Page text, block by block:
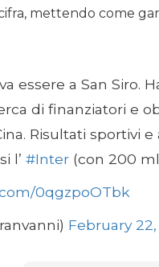
mettendo come
essere a San Siro.
di finanziatori e
Risultati sportivi
l’ #Inter (con 200
0qgzpoOTbk
February 22,